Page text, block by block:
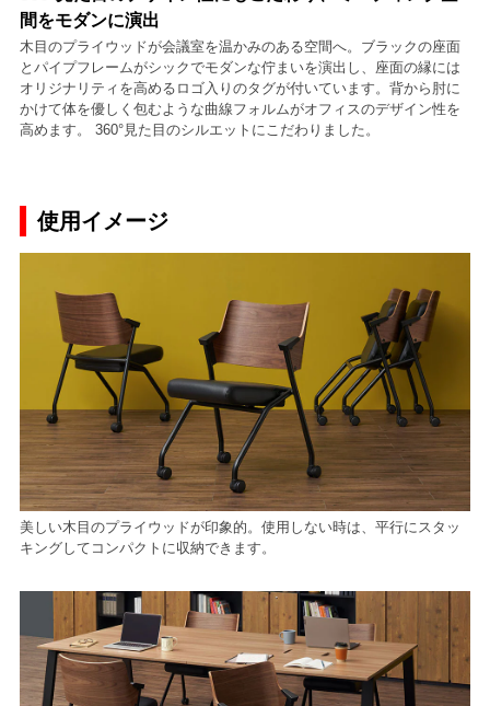
間をモダンに演出
木目のプライウッドが会議室を温かみのある空間へ。ブラックの座面
とパイプフレームがシックでモダンな佇まいを演出し、座面の縁には
オリジナリティを高めるロゴ入りのタグが付いています。背から肘に
かけて体を優しく包むような曲線フォルムがオフィスのデザイン性を
高めます。 360°見た目のシルエットにこだわりました。
使用イメージ
美しい木目のプライウッドが印象的。使用しない時は、平行にスタッ
キングしてコンパクトに収納できます。